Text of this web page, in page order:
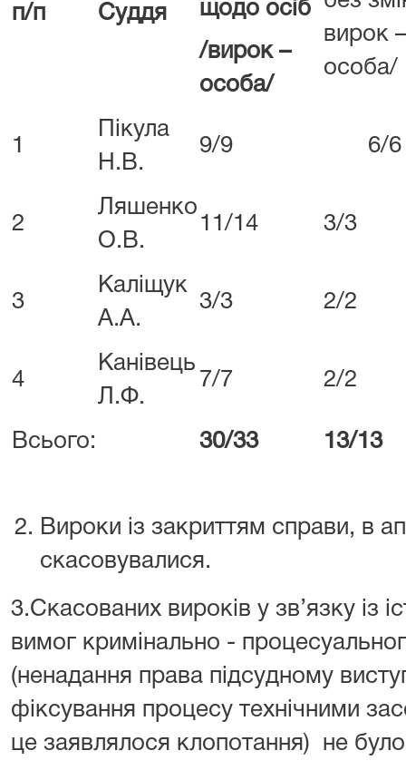
п/п
Суддя
щодо осіб
/вирок –
особа/
вирок –
особа/
1
Пікула
Н.В.
9/9 6/6
2
Ляшенко
О.В.
11/14 3/3
3
Каліщук
А.А.
3/3 2/2
4
Канівець
Л.Ф.
7/7 2/2
Всього: 30/33 13/13
Вироки із закриттям справи, в
скасовувалися.
3.Скасованих вироків у зв’язку із
вимог кримінально -
(ненадання права підсудному
фіксування процесу технічними
це заявлялося клопотання)
не